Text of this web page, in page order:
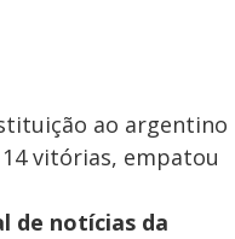
ao argentino
vitórias, empatou
de notícias da